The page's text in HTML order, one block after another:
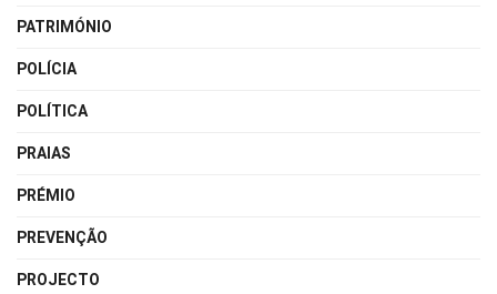
PATRIMÓNIO
POLÍCIA
POLÍTICA
PRAIAS
PRÉMIO
PREVENÇÃO
PROJECTO